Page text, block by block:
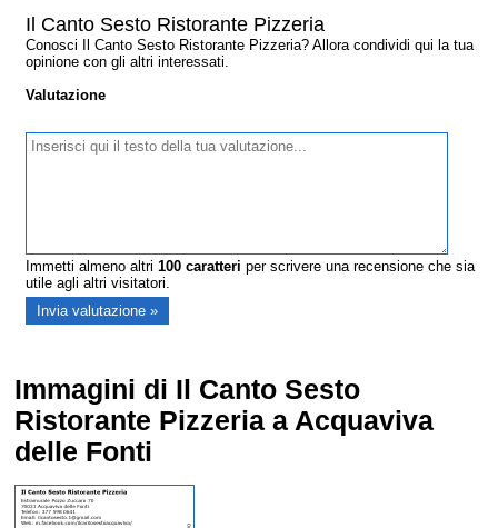
Il Canto Sesto Ristorante Pizzeria
Conosci Il Canto Sesto Ristorante Pizzeria? Allora condividi qui la tua
opinione con gli altri interessati.
Valutazione
Immetti almeno altri100 caratteri per scrivere una recensione che sia
utile agli altri visitatori.
Immagini di Il Canto Sesto
Ristorante Pizzeria a Acquaviva
delle Fonti